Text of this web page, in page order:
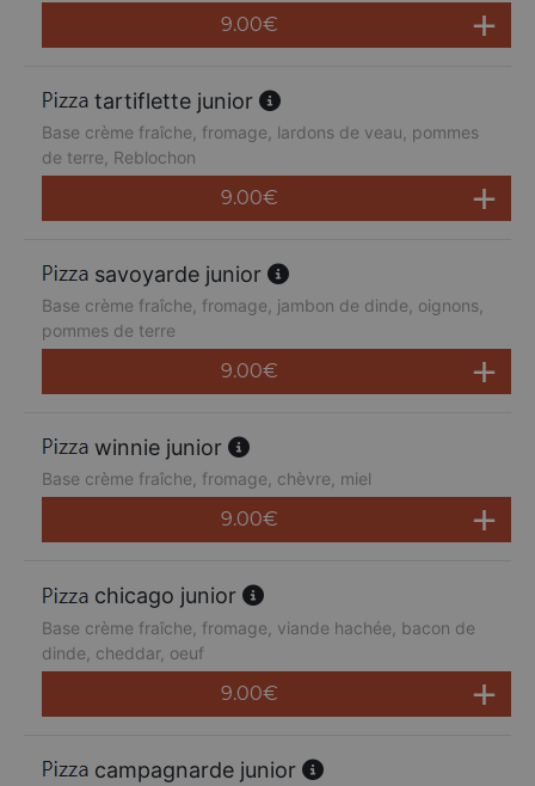
9.00€
tartiflette junior
Base crème fraîche, fromage, lardons de veau, pommes
de terre, Reblochon
9.00€
savoyarde junior
Base crème fraîche, fromage, jambon de dinde, oignons,
pommes de terre
9.00€
winnie junior
Base crème fraîche, fromage, chèvre, miel
9.00€
chicago junior
Base crème fraîche, fromage, viande hachée, bacon de
dinde, cheddar, oeuf
9.00€
campagnarde junior